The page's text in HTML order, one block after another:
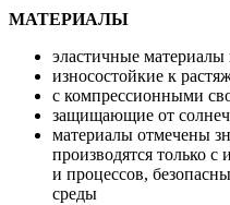
МАТЕРИАЛЫ
эластичные
износостойкие к
с компрессионными
защищающие от
материалы отмечены
производятся только с
и процессов,
среды